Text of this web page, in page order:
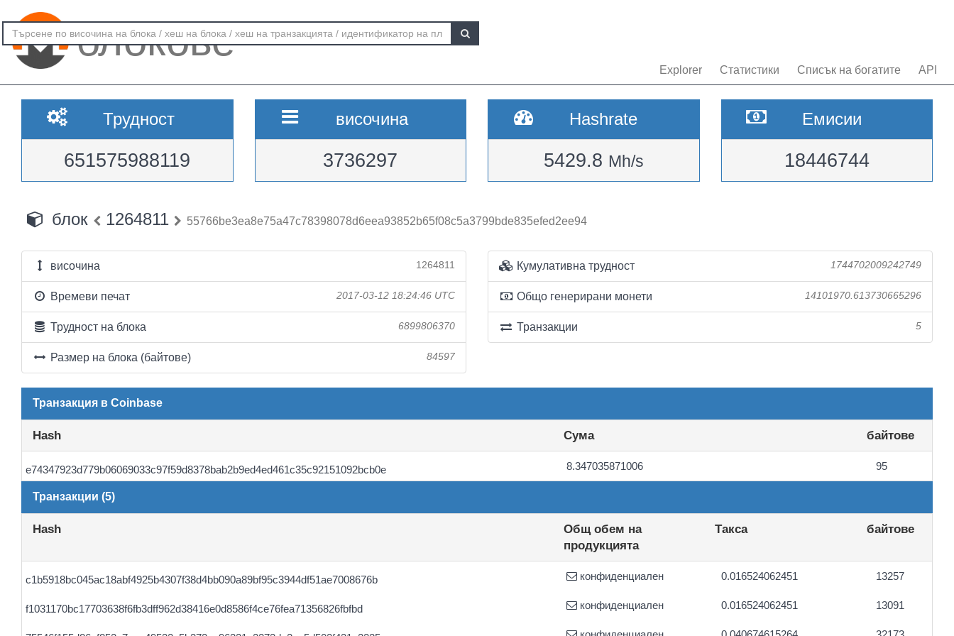
блокове
Explorer Статистики Списък на богатите API
Трудност
651575988119
височина
3736297
Hashrate
5429.8 Mh/s
Емисии
18446744
блок 1264811 55766be3ea8e75a47c78398078d6eea93852b65f08c5a3799bde835efed2ee94
височина 1264811
Времеви печат 2017-03-12 18:24:46 UTC
Трудност на блока 6899806370
Размер на блока (байтове) 84597
Кумулативна трудност 1744702009242749
Общо генерирани монети 14101970.613730665296
Транзакции 5
Транзакция в Coinbase
Hash Сума байтове
e74347923d779b06069033c97f59d8378bab2b9ed4ed461c35c92151092bcb0e 8.347035871006 95
Транзакции (5)
Hash
Общ обем на
продукцията
Такса байтове
c1b5918bc045ac18abf4925b4307f38d4bb090a89bf95c3944df51ae7008676b конфиденциален 0.016524062451 13257
f1031170bc17703638f6fb3dff962d38416e0d8586f4ce76fea71356826fbfbd конфиденциален 0.016524062451 13091